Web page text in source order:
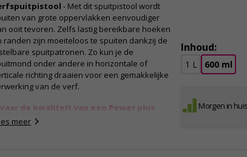
- Met dit spuitpistool wordt
van grote oppervlakken eenvoudiger
ooit tevoren. Zelfs lastig bereikbare hoeken
randen zijn moeiteloos te spuiten dankzij de
spuitpatronen. Zo kun je de
onder andere in horizontale of
richting draaien voor een gemakkelijke
van de verf.
de kwaliteit van een Power plus
jij een professioneel eindresultaat bij iedere
meer
Inhoud:
1 L 600 ml
Morgen in